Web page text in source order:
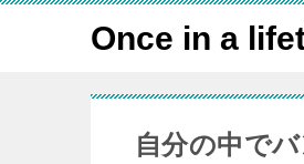
Once in a
自分の中で